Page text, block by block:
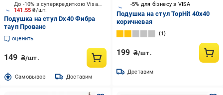
141.55₴/шт.
До -10% з суперкредиткою Visa Вигода
Подушка на стул Dх40 Фибра
тауп Прованс
оценить
149 ₴/шт.
Cамовывоз Доставим
-5% для бізнесу з VISA
Подушка на стул TopHit 40х40
коричневая
1
199 ₴/шт.
Доставим